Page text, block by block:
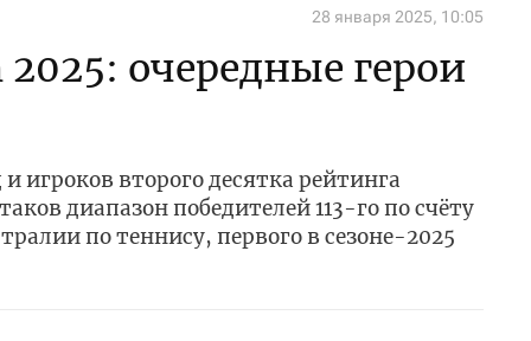
28 января 2025, 10:05
очередные герои
игроков второго десятка рейтинга
диапазон победителей 113-го по счёту
по теннису, первого в сезоне-2025